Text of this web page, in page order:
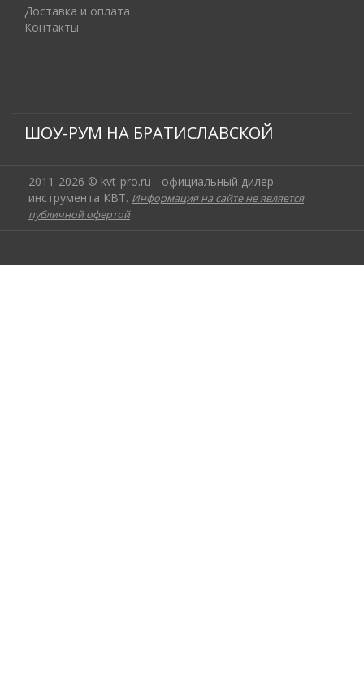
Доставка и оплата
Контакты
ШОУ-РУМ НА БРАТИСЛАВСКОЙ
2011-2026 © kvt-pro.ru - официальный дилер
инструмента КВТ. Информация на сайте не является
публичной офертой